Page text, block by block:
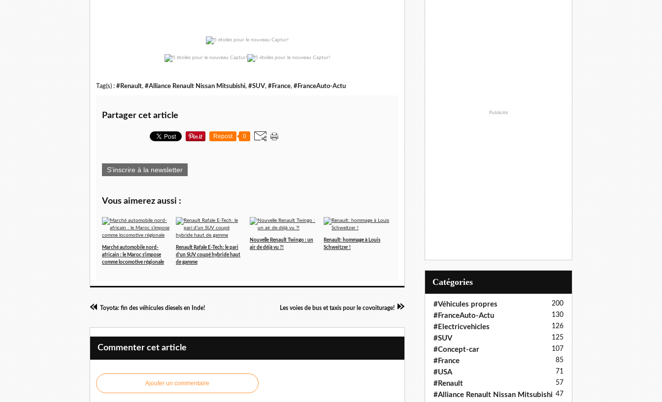
Tag(s) : #Renault, #Alliance Renault Nissan Mitsubishi, #SUV, #France, #FranceAuto-Actu
Partager cet article
Repost 0
S'inscrire à la newsletter
Vous aimerez aussi :
Marché automobile nord-
africain : le Maroc s’impose
comme locomotive régionale
Renault Rafale E-Tech: le pari
d’un SUV coupé hybride haut
de gamme
Nouvelle Renault Twingo : un
air de déjà vu ?!
Renault: hommage à Louis
Schweitzer !
Toyota: fin des véhicules diesels en Inde! Les voies de bus et taxis pour le covoiturage!
Commenter cet article
Ajouter un commentaire
Publicité
Catégories
#Véhicules propres 200
#FranceAuto-Actu 130
#Electricvehicles 126
#SUV 125
#Concept-car 107
#France 85
#USA 71
#Renault 57
#Alliance Renault Nissan Mitsubishi 47